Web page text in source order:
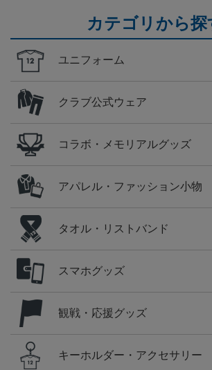
カテゴリから探
ユニフォーム
クラブ公式ウェア
コラボ・メモリアルグッズ
アパレル・ファッション小物
タオル・リストバンド
スマホグッズ
観戦・応援グッズ
キーホルダー・アクセサリー